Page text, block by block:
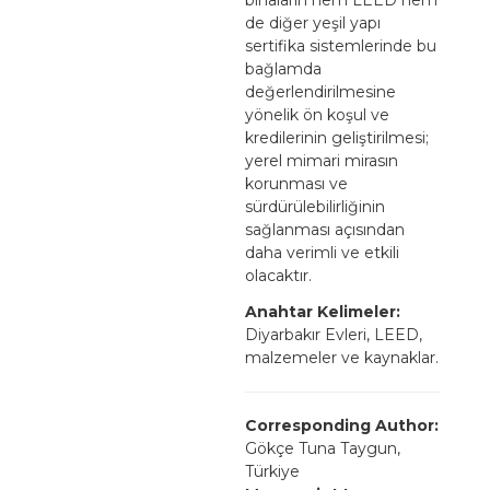
de diğer yeşil yapı
sertifika sistemlerinde bu
bağlamda
değerlendirilmesine
yönelik ön koşul ve
kredilerinin geliştirilmesi;
yerel mimari mirasın
korunması ve
sürdürülebilirliğinin
sağlanması açısından
daha verimli ve etkili
olacaktır.
Anahtar Kelimeler:
Diyarbakır Evleri, LEED,
malzemeler ve kaynaklar.
Corresponding Author:
Gökçe Tuna Taygun,
Türkiye